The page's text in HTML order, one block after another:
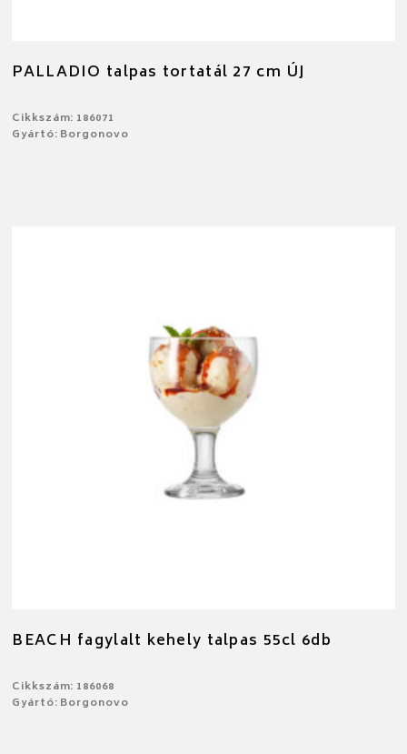
PALLADIO talpas tortatál 27 cm ÚJ
Cikkszám: 186071
Gyártó: Borgonovo
BEACH fagylalt kehely talpas 55cl 6db
Cikkszám: 186068
Gyártó: Borgonovo